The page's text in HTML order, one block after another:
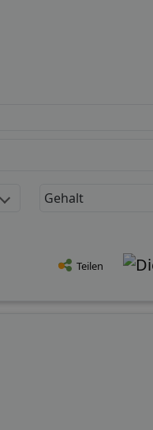
Gehalt
Teilen